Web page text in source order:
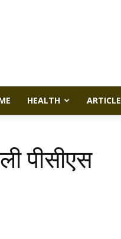
HEALTH ARTICLE
पीसीएस